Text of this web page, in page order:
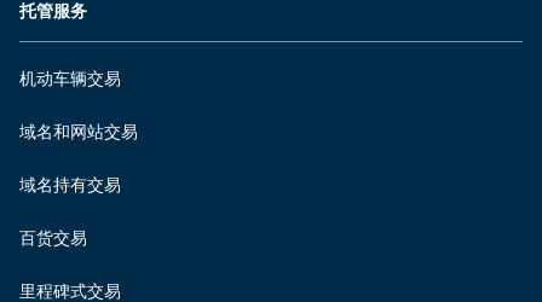
托管服务
机动车辆交易
域名和网站交易
域名持有交易
百货交易
里程碑式交易